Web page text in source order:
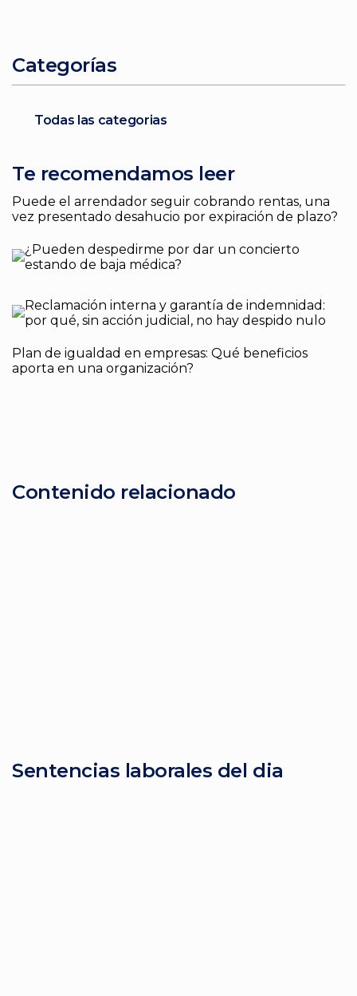
Categorías
Todas las categorias
Te recomendamos leer
Puede el arrendador seguir cobrando rentas, una
vez presentado desahucio por expiración de plazo?
¿Pueden despedirme por dar un concierto
estando de baja médica?
Reclamación interna y garantía de indemnidad:
por qué, sin acción judicial, no hay despido nulo
Plan de igualdad en empresas: Qué beneficios
aporta en una organización?
Contenido relacionado
Sentencias laborales del dia